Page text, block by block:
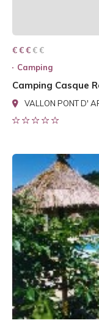
€ € € € €
€ € €
Camping
Camping Casque
VALLON PONT D'